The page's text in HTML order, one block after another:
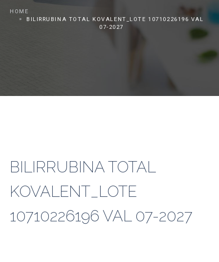
HOME
BILIRRUBINA TOTAL KOVALENT_LOTE 10710226196 VAL
07-2027
BILIRRUBINA TOTAL
KOVALENT_LOTE
10710226196 VAL 07-2027